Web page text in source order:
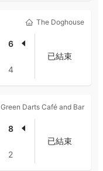
The Doghouse
6
4
已結束
Green Darts Café and Bar
8
2
已結束